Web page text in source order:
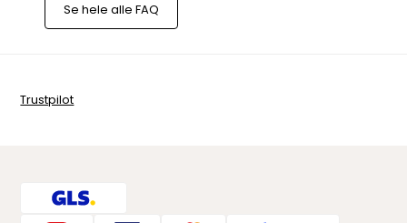
Se hele alle FAQ
Trustpilot